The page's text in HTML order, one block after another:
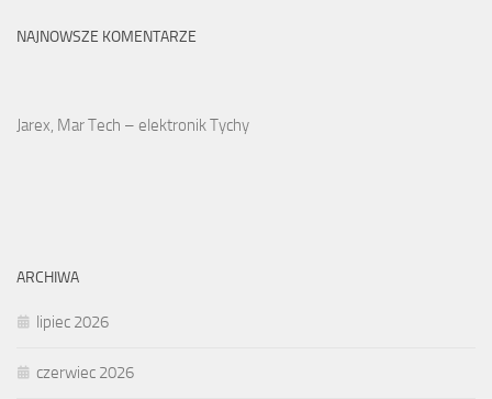
NAJNOWSZE KOMENTARZE
Jarex, Mar Tech – elektronik Tychy
ARCHIWA
lipiec 2026
czerwiec 2026